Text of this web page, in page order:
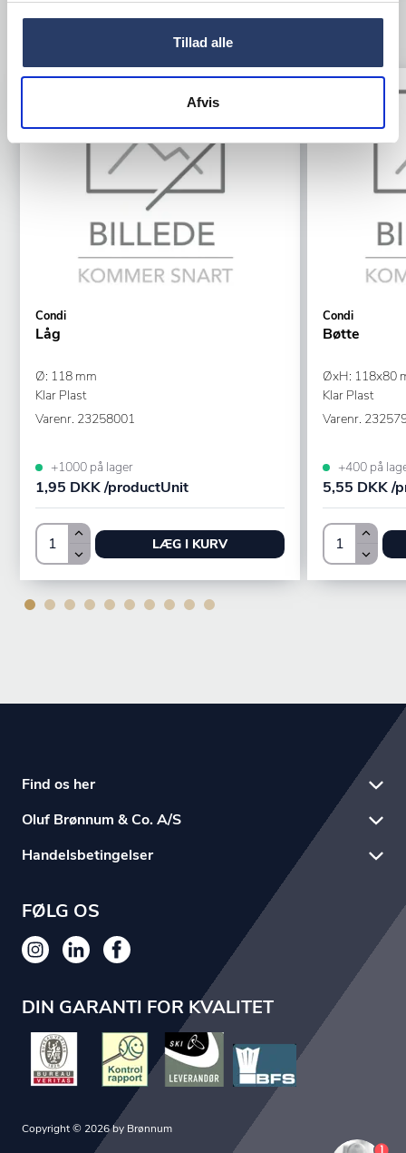
Tillad alle
Afvis
Condi
Låg
Ø: 118 mm
Klar Plast
Varenr. 23258001
+1000 på lager
1,95 DKK /productUnit
LÆG I KURV
Condi
Bøtte
ØxH: 118x80
Klar Plast
Varenr.
+400 på
5,55 DKK /
Find os her
Oluf Brønnum & Co. A/S
Handelsbetingelser
FØLG OS
DIN GARANTI FOR KVALITET
Copyright © 2026 by Brønnum
1